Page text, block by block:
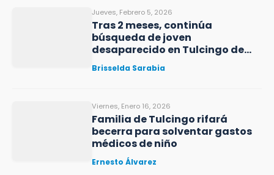
Jueves, Febrero 5, 2026
Tras 2 meses, continúa
búsqueda de joven
desaparecido en Tulcingo de
Valle
Brisselda Sarabia
Viernes, Enero 16, 2026
Familia de Tulcingo rifará
becerra para solventar gastos
médicos de niño
Ernesto Álvarez